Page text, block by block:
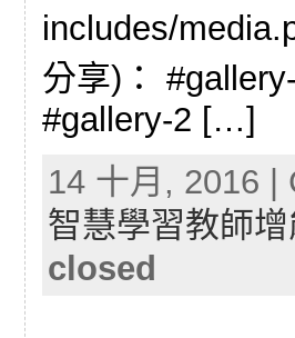
includes/
分享)：
#gallery-2 […]
14 十月, 2016
智慧學習教師
closed